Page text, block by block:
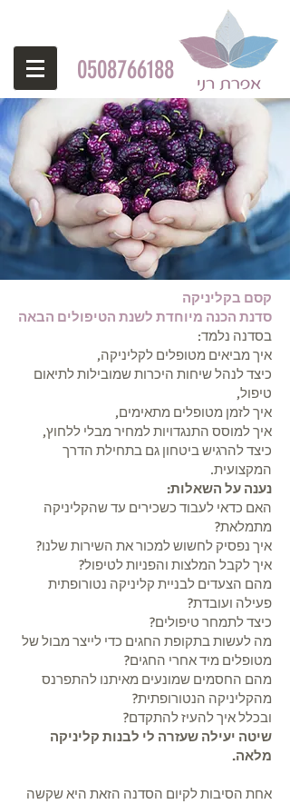
0508766188
קסם בקליניקה
סדנת הכנה מיוחדת לשנת הטיפולים הבאה
בסדנה נלמד:
איך מביאים מטופלים לקליניקה,
כיצד לנהל שיחות היכרות שמובילות לתיאום
טיפול,
איך לזמן מטופלים מתאימים,
איך למוסס התנגדויות למחיר מבלי ללחוץ,
כיצד להרגיש ביטחון גם בתחילת הדרך
המקצועית.
נענה על השאלות:
האם כדאי לעבוד כשכירים עד שהקליניקה
מתמלאת?
איך נפסיק לחשוש למכור את השירות שלנו?
איך לקבל המלצות והפניות לטיפול?
מהם הצעדים לבניית קליניקה נטורופתית
פעילה ועובדת?
כיצד לתמחר טיפולים?
מה לעשות בתקופת החגים כדי לייצר מבול של
מטופלים מיד אחרי החגים?
מהם החסמים שמונעים מאיתנו להתפרנס
מהקליניקה הנטורופתית?
ובכלל איך להעיז להתקדם?
שיטה יעילה שעזרה לי לבנות קליניקה
מלאה.
אחת הסיבות לקיום הסדנה הזאת היא שקשה